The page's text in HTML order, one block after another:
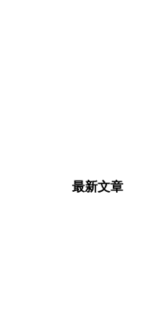
最新文章